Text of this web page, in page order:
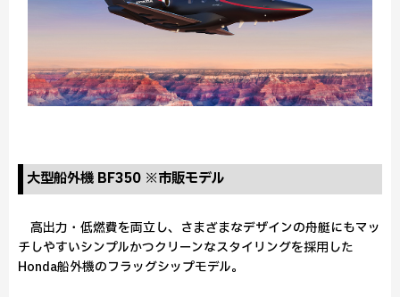
大型船外機 BF350 ※市販モデル
高出力・低燃費を両立し、さまざまなデザインの舟艇にもマッ
チしやすいシンプルかつクリーンなスタイリングを採用した
Honda船外機のフラッグシップモデル。